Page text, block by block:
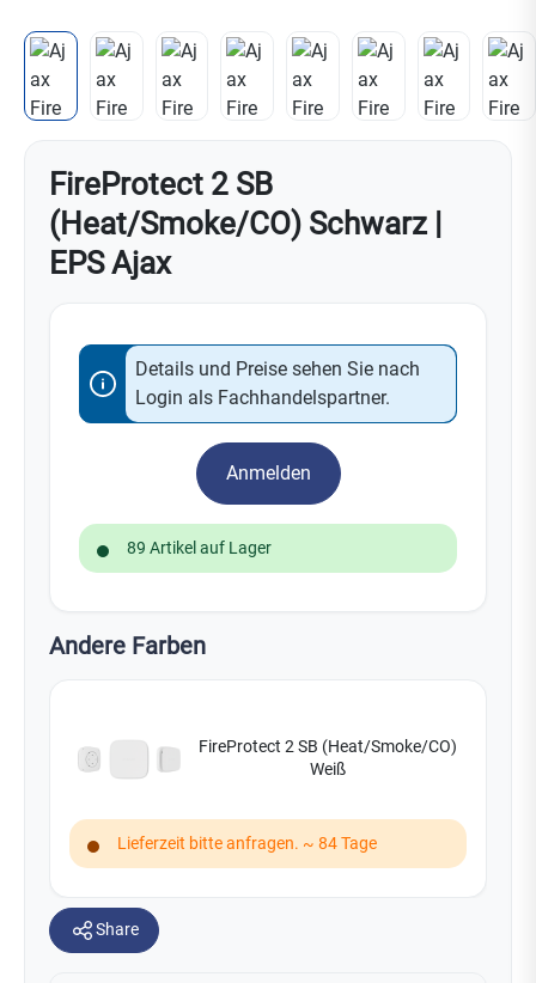
FireProtect 2 SB
(Heat/Smoke/CO) Schwarz |
EPS Ajax
Details und Preise sehen Sie nach
Login als Fachhandelspartner.
Anmelden
89 Artikel auf Lager
Andere Farben
FireProtect 2 SB (Heat/Smoke/CO)
Weiß
Lieferzeit bitte anfragen. ~ 84 Tage
Share